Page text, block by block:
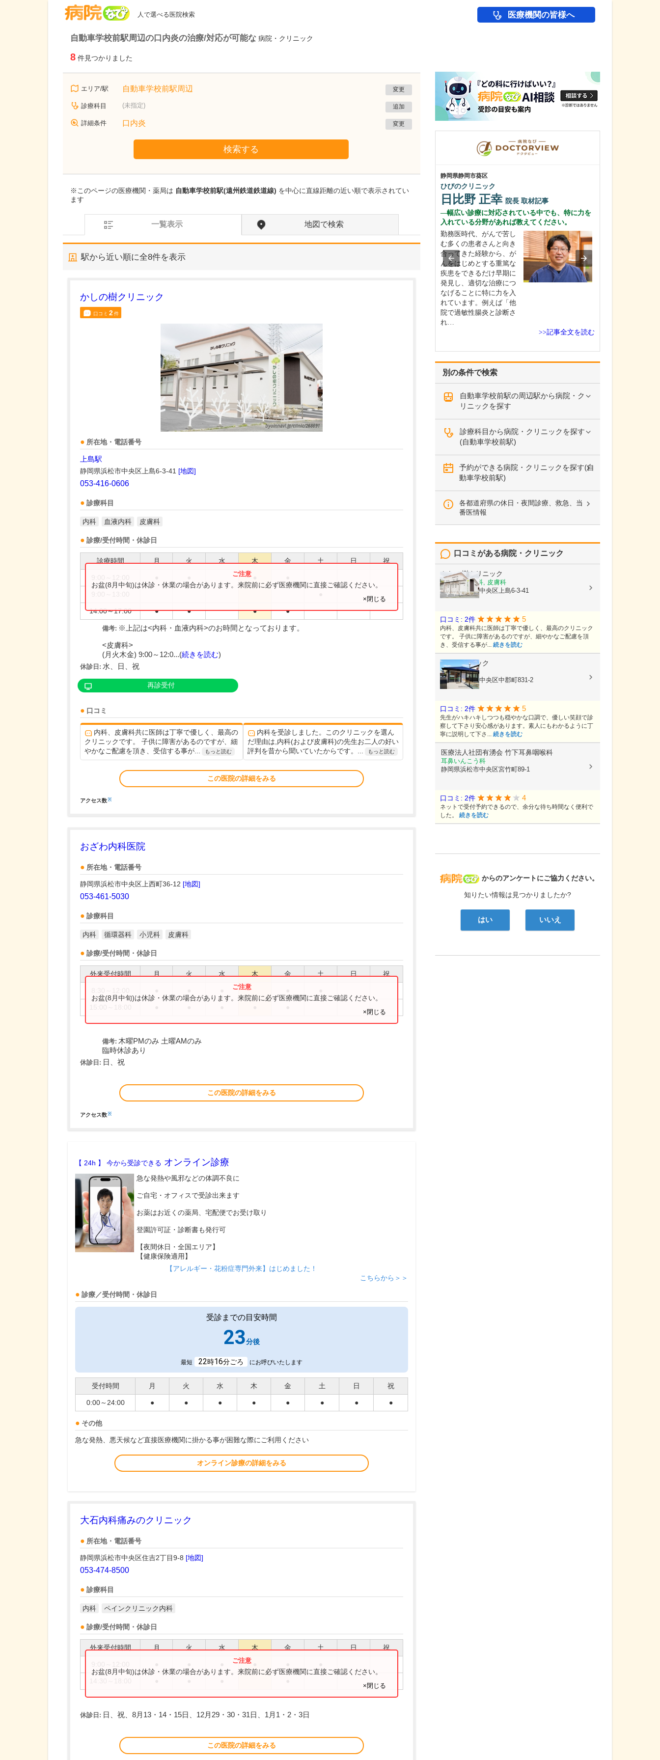
人で選べる医院検索 医療機関の皆様へ
自動車学校前駅周辺の口内炎の治療/対応が可能な 病院・クリニック
8 件見つかりました
エリア/駅 自動車学校前駅周辺 変更
診療科目 (未指定) 追加
詳細条件 口内炎 変更
検索する
※このページの医療機関・薬局は 自動車学校前駅(遠州鉄道鉄道線) を中心に直線距離の近い順で表示されてい
ます
一覧表示 地図で検索
駅から近い順に全8件を表示
かしの樹クリニック
口コミ 2件
所在地・電話番号
上島駅
静岡県浜松市中央区上島6-3-41 [地図]
053-416-0606
診療科目
内科 血液内科 皮膚科
診療/受付時間・休診日
診療時間 月 火 水 木 金 土 日 祝
14:00～17:00 ● ● ● ●
お盆(8月中旬)は休診・休業の場合があります。来院前に必ず医療機関に直接ご確認ください。
×閉じる
備考: ※上記は<内科・血液内科>のお時間となっております。
<皮膚科>
(月火木金) 9:00～12:0...(続きを読む)
休診日: 水、日、祝
再診受付
口コミ
内科、皮膚科共に医師は丁寧で優しく、最高の
クリニックです。 子供に障害があるのですが、細
やかなご配慮を頂き、受信する事が...
もっと読む
内科を受診しました。このクリニックを選ん
だ理由は,内科(および皮膚科)の先生お二人の好い
評判を昔から聞いていたからです。...
もっと読む
この医院の詳細をみる
アクセス数※
おざわ内科医院
所在地・電話番号
静岡県浜松市中央区上西町36-12 [地図]
053-461-5030
診療科目
内科 循環器科 小児科 皮膚科
診療/受付時間・休診日
外来受付時間 月 火 水 木 金 土 日 祝
お盆(8月中旬)は休診・休業の場合があります。来院前に必ず医療機関に直接ご確認ください。
×閉じる
備考: 木曜PMのみ 土曜AMのみ
臨時休診あり
休診日: 日、祝
この医院の詳細をみる
アクセス数※
【 24h 】 今から受診できる オンライン診療
急な発熱や風邪などの体調不良に
ご自宅・オフィスで受診出来ます
お薬はお近くの薬局、宅配便でお受け取り
登園許可証・診断書も発行可
【夜間休日・全国エリア】
【健康保険適用】
【アレルギー・花粉症専門外来】はじめました！
こちらから＞＞
診療／受付時間・休診日
受診までの目安時間
23分後
最短 22時16分ごろ にお呼びいたします
受付時間 月 火 水 木 金 土 日 祝
0:00～24:00 ● ● ● ● ● ● ● ●
その他
急な発熱、悪天候など直接医療機関に掛かる事が困難な際にご利用ください
オンライン診療の詳細をみる
大石内科痛みのクリニック
所在地・電話番号
静岡県浜松市中央区住吉2丁目9-8 [地図]
053-474-8500
診療科目
内科 ペインクリニック内科
診療/受付時間・休診日
外来受付時間 月 火 水 木 金 土 日 祝
お盆(8月中旬)は休診・休業の場合があります。来院前に必ず医療機関に直接ご確認ください。
×閉じる
休診日: 日、祝、8月13・14・15日、12月29・30・31日、1月1・2・3日
この医院の詳細をみる
別の条件で検索
自動車学校前駅の周辺駅から病院・ク
リニックを探す
診療科目から病院・クリニックを探す
(自動車学校前駅)
予約ができる病院・クリニックを探す(自
動車学校前駅)
各都道府県の休日・夜間診療、救急、当
番医情報
病院なび
からのアンケートにご協力ください。
知りたい情報は見つかりましたか?
はい いいえ
口コミがある病院・クリニック
かしの樹クリニック
内科, 血液内科, 皮膚科
静岡県浜松市中央区上島6-3-41
口コミ: 2件 5
内科、皮膚科共に医師は丁寧で優しく、最高のクリニック
です。 子供に障害があるのですが、細やかなご配慮を頂
き、受信する事が... 続きを読む
小林クリニック
小児科, 内科
静岡県浜松市中央区中郡町831-2
口コミ: 2件 5
先生がハキハキしつつも穏やかな口調で、優しい笑顔で診
察して下さり安心感があります。素人にもわかるように丁
寧に説明して下さ... 続きを読む
医療法人社団有湧会 竹下耳鼻咽喉科
耳鼻いんこう科
静岡県浜松市中央区宮竹町89-1
口コミ: 2件 4
ネットで受付予約できるので、余分な待ち時間なく便利で
した。 続きを読む
静岡県富士市
富士 足・心臓血管クリニック
足の治りにくい傷とフットトラブルにも注力さ
れているそうですね。
はい。足のトラブルは、
靴が原因となっているこ
い下…
静岡県静岡市葵区
ひびのクリニック
日比野 正幸 院長 取材記事
幅広い診療に対応されている中でも、特に力を
入れている分野があれば教えてください。
勤務医時代、がんで苦し
む多くの患者さんと向き
合ってきた経験から、が
んをはじめとする重篤な
疾患をできるだけ早期に
発見し、適切な治療につ
なげることに特に力を入
れています。例えば「他
院で過敏性腸炎と診断さ
れ…
>>記事全文を読む